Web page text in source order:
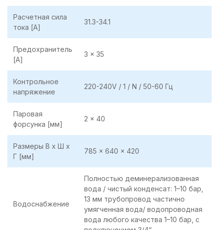
Расчетная сила
тока [A]
31.3-34.1
Предохранитель
[A]
3 x 35
Контрольное
напряжение
220-240V / 1 / N / 50-60 Гц
Паровая
форсунка [мм]
2 x 40
Размеры В x Ш x
Г [мм]
785 x 640 x 420
Водоснабжение
Полностью деминерализованная
вода / чистый конденсат: 1–10 бар,
13 мм трубопровод частично
умягченная вода/ водопроводная
вода любого качества 1–10 бар, с